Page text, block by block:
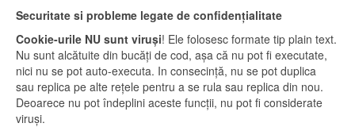
Securitate si probleme legate de confidențialitate
Cookie-urile NU sunt viruși! Ele folosesc formate tip plain text.
Nu sunt alcătuite din bucăți de cod, așa că nu pot fi executate,
nici nu se pot auto-executa. In consecință, nu se pot duplica
sau replica pe alte rețele pentru a se rula sau replica din nou.
Deoarece nu pot îndeplini aceste funcții, nu pot fi considerate
viruși.